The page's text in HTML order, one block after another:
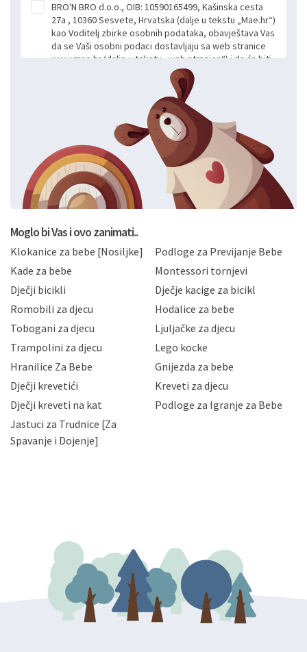
BRO'N BRO d.o.o., OIB: 10590165499, Kašinska cesta
27a , 10360 Sesvete, Hrvatska (dalje u tekstu „Mae.hr“)
kao Voditelj zbirke osobnih podataka, obavještava Vas
da se Vaši osobni podaci dostavljaju sa web stranice
www.mae.hr (dalje u tekstu „web stranice“) i da će biti
obrađeni. Prihvaćanjem ove Izjave smatra se da
slobodno i izričito dajete privolu za prikupljanje i daljnju
obradu Vaših osobnih podataka koje ustupate Mae.hr
putem ovih web stranica u svrhu odgovora i daljnje
komunikacije na Vaš upit poslan kroz kontakt obrazac.
Radi se o dobrovoljnom davanju podataka te ovu
Izjavu niste dužni prihvatiti odnosno niste dužni unositi
svoje osobne podatke u jednu od prijavnih
formi/obrazaca dostupnih na ovim web stranicama.
BRO'N BRO d.o.o. će s Vašim osobnim podacima
postupati sukladno Općoj uredbi o zaštiti podataka
privatnosti i kolačića koju možete pročitati ovdje i
Hrvatske, a uvijek uz primjenu odgovarajućih tehničkih i
sigurnosnih mjera zaštite osobnih podataka od
neovlaštenog pristupa, zlouporabe, otkrivanja,
gubitka ili uništenja. Mae.hr štiti privatnost svojih
korisnika i posjetitelja web stranica, čuva povjerljivost
Vaših osobnih podataka te omogućava pristup i
priopćavanje osobnih podataka samo onim svojim
zaposlenicima kojima su isti potrebni radi provedbe
slučajevima koji su dozvoljeni zakonima. Napominjemo
da možete u svako doba, u potpunosti ili djelomice,
zatražiti prestanak aktivnosti obrade Vaših osobnih
podataka. Opoziv privole možete podnijeti poštom na
gore navedenu adresu ili e-mailom na adresu:
Moglo bi Vas i ovo zanimati..
Klokanice za bebe [Nosiljke]
Podloge za Previjanje Bebe
Kade za bebe
Montessori tornjevi
Dječji bicikli
Dječje kacige za bicikl
Romobili za djecu
Hodalice za bebe
Tobogani za djecu
Ljuljačke za djecu
Trampolini za djecu
Lego kocke
Hranilice Za Bebe
Gnijezda za bebe
Dječji krevetići
Kreveti za djecu
Dječji kreveti na kat
Podloge za Igranje za Bebe
Jastuci za Trudnice [Za
Spavanje i Dojenje]